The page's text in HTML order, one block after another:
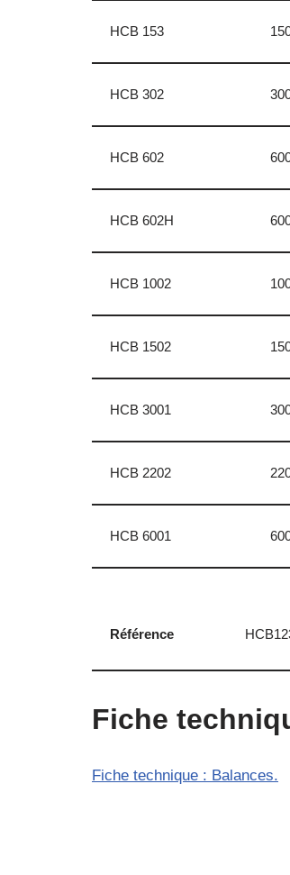
HCB 153
HCB 302
HCB 602
HCB 602H
HCB 1002
HCB 1502
HCB 3001
HCB 2202
HCB 6001
Référence
Fiche
Fiche technique : Balances.